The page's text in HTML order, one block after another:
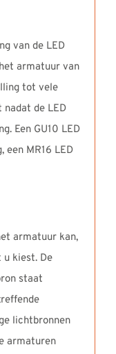
van de LED
armatuur van
tot vele
nadat de LED
Een GU10 LED
MR16 LED
armatuur kan,
kiest. De
staat
lichtbronnen
armaturen